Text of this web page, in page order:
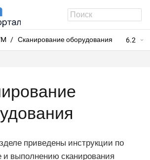
Сканирование оборудования 6.2
приведены инструкции по
и выполнению сканирования